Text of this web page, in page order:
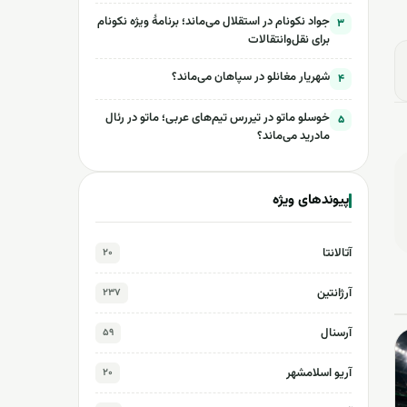
۳ جواد نکونام در استقلال می‌ماند؛ برنامۀ ویژه نکونام
برای نقل‌وانتقالات
۴ شهریار مغانلو در سپاهان می‌ماند؟
۵ خوسلو ماتو در تیررس تیم‌های عربی؛ ماتو در رئال
مادرید می‌ماند؟
پیوندهای ویژه
آتالانتا ۲۰
آرژانتین ۲۳۷
آرسنال ۵۹
آریو اسلامشهر ۲۰